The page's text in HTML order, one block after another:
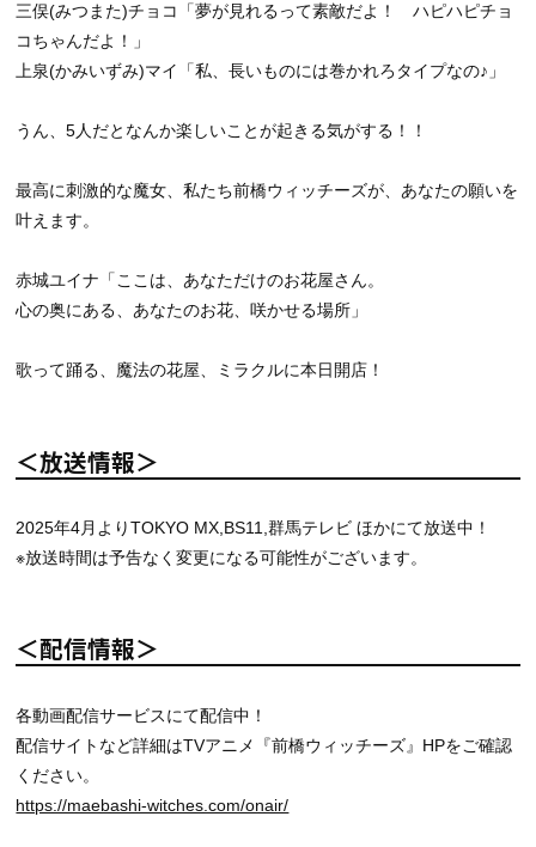
三俣(みつまた)チョコ「夢が見れるって素敵だよ！ ハピハピチョ
コちゃんだよ！」
上泉(かみいずみ)マイ「私、長いものには巻かれろタイプなの♪」
うん、5人だとなんか楽しいことが起きる気がする！！
最高に刺激的な魔女、私たち前橋ウィッチーズが、あなたの願いを
叶えます。
赤城ユイナ「ここは、あなただけのお花屋さん。
心の奥にある、あなたのお花、咲かせる場所」
歌って踊る、魔法の花屋、ミラクルに本日開店！
＜放送情報＞
2025年4月よりTOKYO MX,BS11,群馬テレビ ほかにて放送中！
※放送時間は予告なく変更になる可能性がございます。
＜配信情報＞
各動画配信サービスにて配信中！
配信サイトなど詳細はTVアニメ『前橋ウィッチーズ』HPをご確認
ください。
https://maebashi-witches.com/onair/